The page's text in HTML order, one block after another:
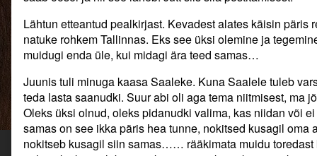
on
rohkem
kui
üks
ja
kolm
Lähtun etteantud pealkirjast. Kevadest alates käisin päris
natuke rohkem Tallinnas. Eks see üksi olemine ja
muidugi enda üle, kui midagi ära teed samas…
Juunis tuli minuga kaasa Saaleke. Kuna Saalele tuleb
teda lasta saanudki. Suur abi oli aga tema niitmisest, ma
Oleks üksi olnud, oleks pidanudki valima, kas niidan või
samas on see ikka päris hea tunne, nokitsed kusagil oma
nokitseb kusagil siin samas…… rääkimata muidu toredast